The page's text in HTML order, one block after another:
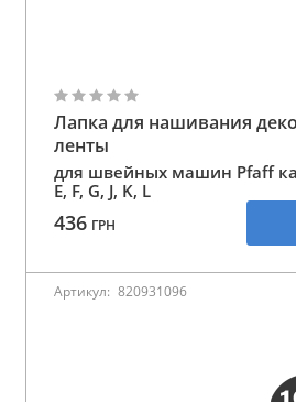
Лапка для нашивания
ленты
для швейных машин Pfaff
E, F, G, J, K, L
436 ГРН
Артикул: 820931096